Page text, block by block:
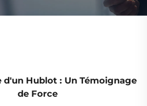
d'un Hublot : Un Témoignage
de Force